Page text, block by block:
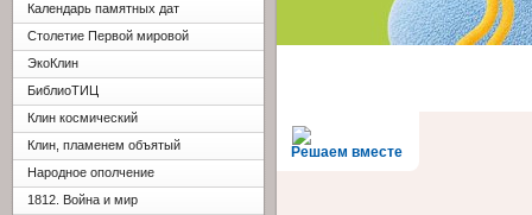
Решаем вместе
Календарь памятных дат
Столетие Первой мировой
ЭкоКлин
БиблиоТИЦ
Клин космический
Клин, пламенем объятый
Народное ополчение
1812. Война и мир